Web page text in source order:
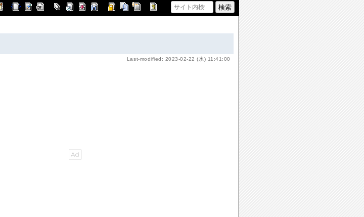
Last-modified: 2023-02-22 (水) 11:41:00